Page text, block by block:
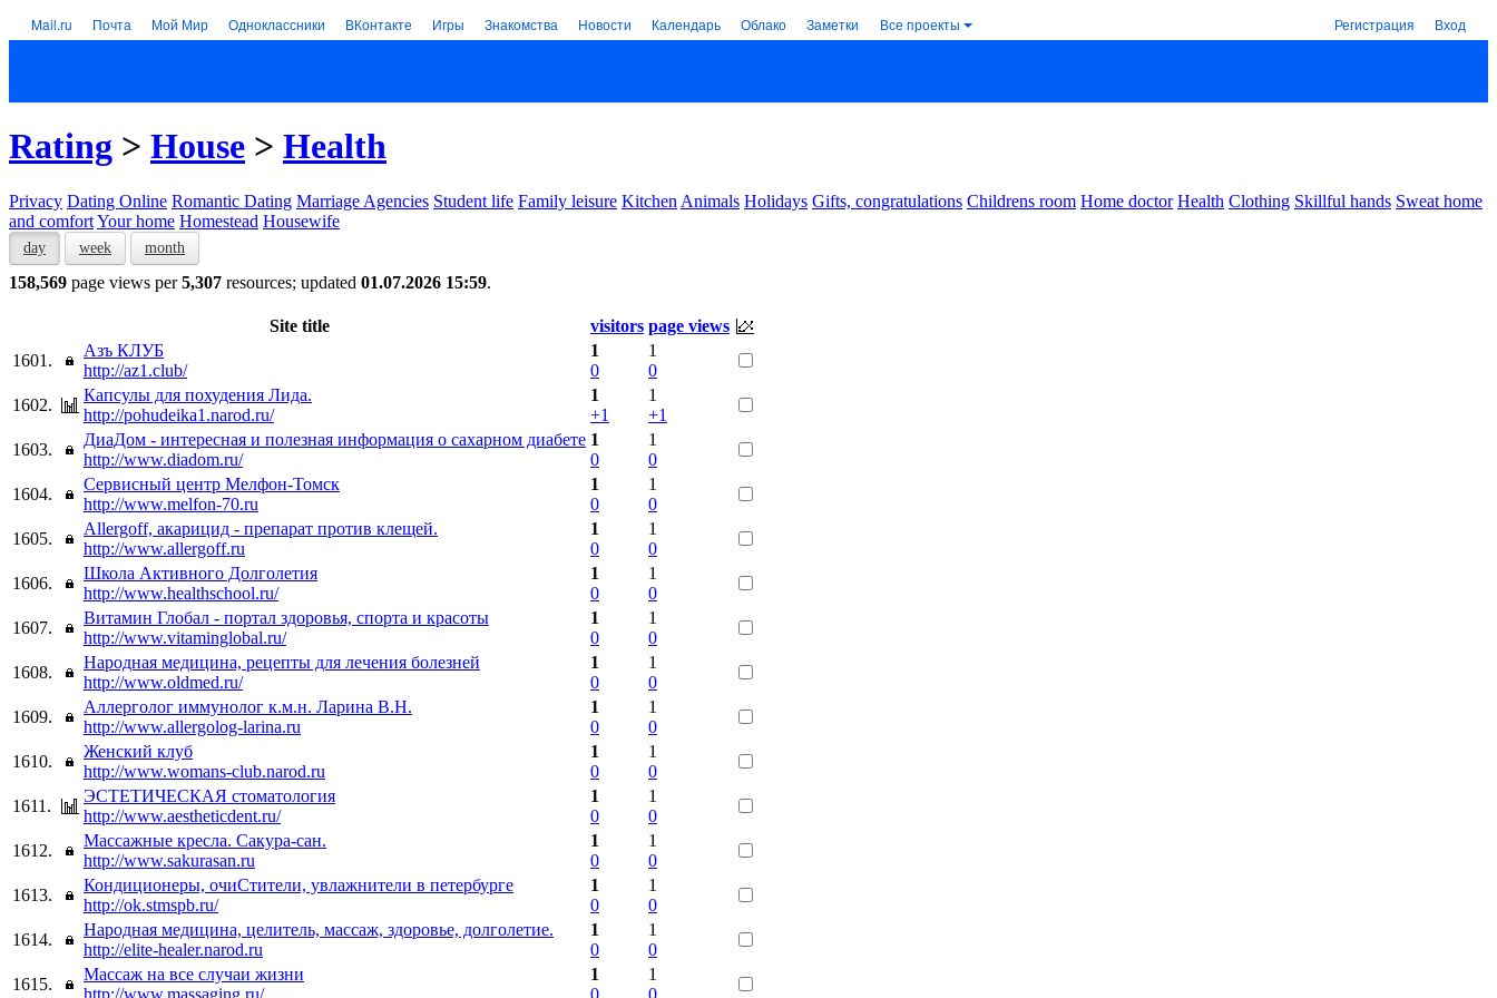
Mail.ru Почта Мой Мир Одноклассники ВКонтакте Игры Знакомства Новости Календарь Облако Заметки Все проекты Регистрация Вход
Rating > House > Health
Privacy Dating Online Romantic Dating Marriage Agencies Student life Family leisure Kitchen Animals Holidays Gifts, congratulations Childrens room Home doctor Health Clothing Skillful hands Sweat home
and comfortYour home Homestead Housewife
day week month
158,569 page views per5,307 resources; updated 01.07.2026 15:59.
Site title visitors page views
1601.
Азъ КЛУБ
http://az1.club/
1
0
1
0
1602.
Капсулы для похудения Лида.
http://pohudeika1.narod.ru/
1
+1
1
+1
1603.
ДиаДом - интересная и полезная информация о сахарном диабете
http://www.diadom.ru/
1
0
1
0
1604.
Сервисный центр Мелфон-Томск
http://www.melfon-70.ru
1
0
1
0
1605.
Allergoff, акарицид - препарат против клещей.
http://www.allergoff.ru
1
0
1
0
1606.
Школа Активного Долголетия
http://www.healthschool.ru/
1
0
1
0
1607.
Витамин Глобал - портал здоровья, спорта и красоты
http://www.vitaminglobal.ru/
1
0
1
0
1608.
Народная медицина, рецепты для лечения болезней
http://www.oldmed.ru/
1
0
1
0
1609.
Аллерголог иммунолог к.м.н. Ларина В.Н.
http://www.allergolog-larina.ru
1
0
1
0
1610.
Женский клуб
http://www.womans-club.narod.ru
1
0
1
0
1611.
ЭСТЕТИЧЕСКАЯ стоматология
http://www.aestheticdent.ru/
1
0
1
0
1612.
Массажные кресла. Сакура-сан.
http://www.sakurasan.ru
1
0
1
0
1613.
Кондиционеры, очиСтители, увлажнители в петербурге
http://ok.stmspb.ru/
1
0
1
0
1614.
Народная медицина, целитель, массаж, здоровье, долголетие.
http://elite-healer.narod.ru
1
0
1
0
1615.
Массаж на все случаи жизни
http://www.massaging.ru/
1
0
1
0